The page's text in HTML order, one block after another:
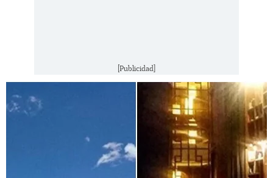
[Publicidad]